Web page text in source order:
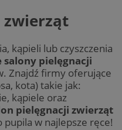
zwierząt
kąpieli lub czyszczenia
pielęgnacji
Znajdź firmy oferujące
kota) takie jak:
kąpiele oraz
pielęgnacji zwierząt
pupila w najlepsze ręce!